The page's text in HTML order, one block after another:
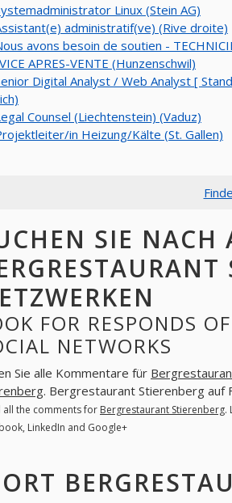
Linux (Stein AG)
administratif(ve) (Rive droite)
avons besoin de soutien -
APRES-VENTE (Hunzenschwil)
Digital Analyst / Web Analyst [
Counsel (Liechtenstein) (Vaduz)
in Heizung/Kälte (St. Gallen)
SIE NACH
FOR RESPONDS
NETWORKS
Sie alle Kommentare für
. Bergrestaurant Stierenberg auf
all the comments for Bergrestaurant Stierenberg.
LinkedIn and Google+
ORT